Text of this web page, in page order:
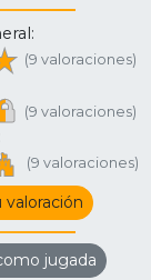
(9 valoraciones)
(9 valoraciones)
(9 valoraciones)
valoración
jugada